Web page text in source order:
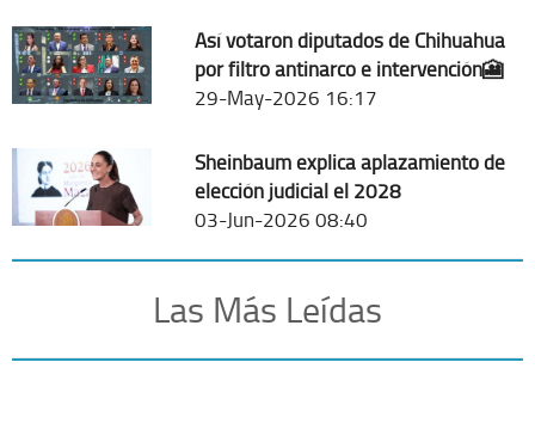
Así votaron diputados de Chihuahua
por filtro antinarco e intervención🎦
29-May-2026 16:17
Sheinbaum explica aplazamiento de
elección judicial el 2028
03-Jun-2026 08:40
Las Más Leídas